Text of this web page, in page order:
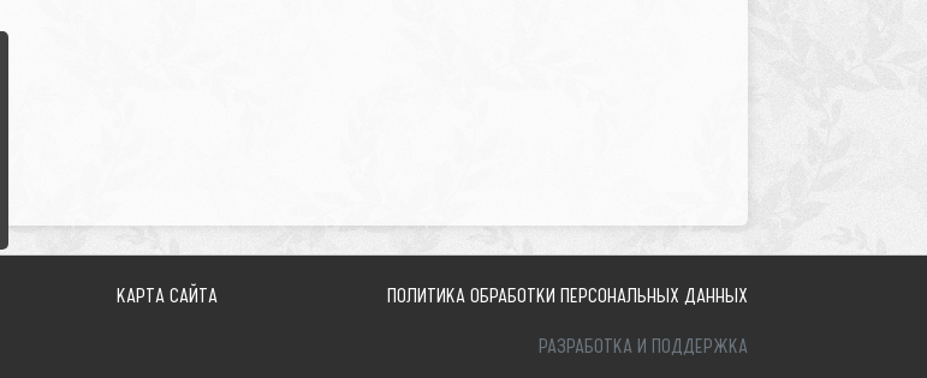
КАРТА САЙТА ПОЛИТИКА ОБРАБОТКИ ПЕРСОНАЛЬНЫХ ДАННЫХ
РАЗРАБОТКА И ПОДДЕРЖКА